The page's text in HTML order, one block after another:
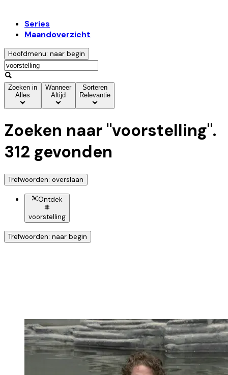
Series
Maandoverzicht
Hoofdmenu: naar begin
Zoeken in
Alles
Wanneer
Altijd
Sorteren
Relevantie
Zoeken naar "voorstelling".
312 gevonden
Trefwoorden: overslaan
Ontdek
voorstelling
Trefwoorden: naar begin